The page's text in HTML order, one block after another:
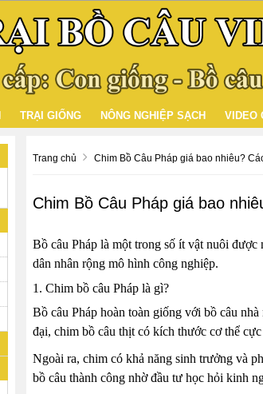
TRẠI GIỐNG NÔNG NGHIỆP SẠCH VIDEO
Trang chủ Chim Bồ Câu Pháp giá bao nhiêu?
Chim Bồ Câu Pháp giá bao
Bồ câu Pháp là một trong số ít vật nuôi
dân nhân rộng mô hình công nghiệp.
1. Chim bồ câu Pháp là gì?
Bồ câu Pháp hoàn toàn giống với bồ câu
đại, chim bồ câu thịt có kích thước cơ thể
Ngoài ra, chim có khả năng sinh trưởng và
bồ câu thành công nhờ đầu tư học hỏi kinh